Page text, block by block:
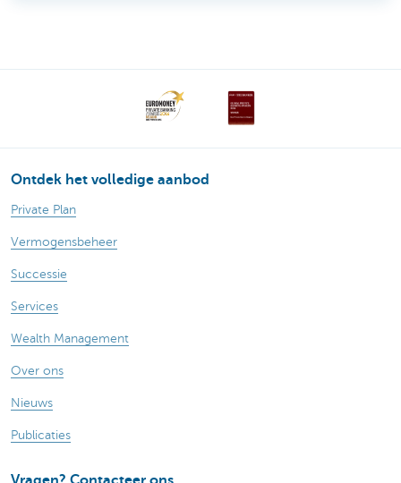
Ontdek het volledige aanbod
Private Plan
Vermogensbeheer
Successie
Services
Wealth Management
Over ons
Nieuws
Publicaties